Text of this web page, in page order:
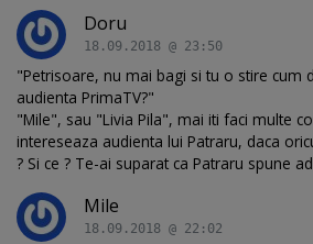
Doru
18.09.2018 @ 23:50
"Petrisoare, nu mai bagi si tu o stire cum
audienta PrimaTV?"
"Mile", sau "Livia Pila", mai iti faci multe
intereseaza audienta lui Patraru, daca
? Si ce ? Te-ai suparat ca Patraru spune
Mile
18.09.2018 @ 22:02